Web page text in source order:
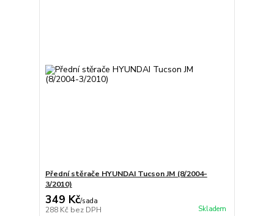
Přední stěrače HYUNDAI Tucson JM (8/2004-
3/2010)
349 Kč/sada
288 Kč bez DPH Skladem